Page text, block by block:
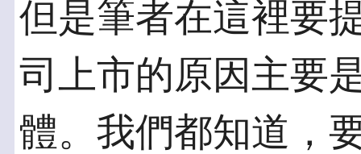
但是筆者在這裡要
司上市的原因主要
體。我們都知道，